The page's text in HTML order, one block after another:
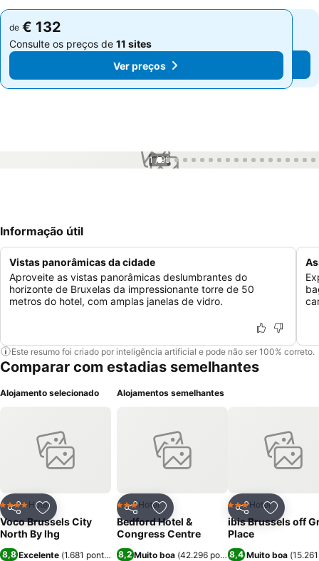
de € 132
Consulte os preços de 11 sites
Ver preços
de € 132
Consulte os preços de 11 sites
Ver preços
1 / 99
Informação útil
Vistas panorâmicas da cidade
Aproveite as vistas panorâmicas deslumbrantes do
horizonte de Bruxelas da impressionante torre de 50
metros do hotel, com amplas janelas de vidro.
Este resumo foi criado por inteligência artificial e pode não ser 100% correto.
Comparar com estadias semelhantes
Alojamento selecionado
PartilharAdicionar aos favoritos
4 EstrelasHotel
Voco Brussels City
North By Ihg
8,8 Excelente (1.681 pontuações)
Alojamentos semelhantes
PartilharAdicionar aos favoritos
3 Estrelas
Hotel
Bedford Hotel &
Congress Centre
8,2 Muito boa (42.296 pontuações)
Partilhar
3 Estrelas
Hotel
ibis Brussels off
Place
8,4 Muito boa (